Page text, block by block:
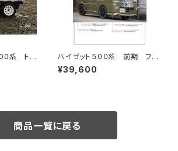
系 トゥ
面幌キッ
ハイゼット５００系 前期 フロ
ントリップスポイラー（LED付き）
¥39,600
商品一覧に戻る